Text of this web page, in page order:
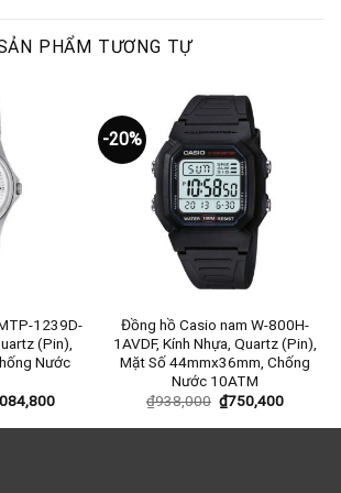
PHẨM TƯƠNG TỰ
1239D-
(Pin),
Nước
-20%
Đồng hồ Casio nam W-800H-
1AVDF, Kính Nhựa, Quartz (Pin),
Mặt Số 44mmx36mm, Chống
Nước 10ATM
₫938,000 ₫750,400